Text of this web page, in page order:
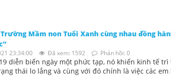
Mầm non Tuổi Xanh cùng nhau đồng
23:34:00 Đã xem: 1592 Phản hồi: 0
diễn biến ngày một phức tạp, nó khiến kinh tế
thái lo lắng và cùng với đó chính là việc các